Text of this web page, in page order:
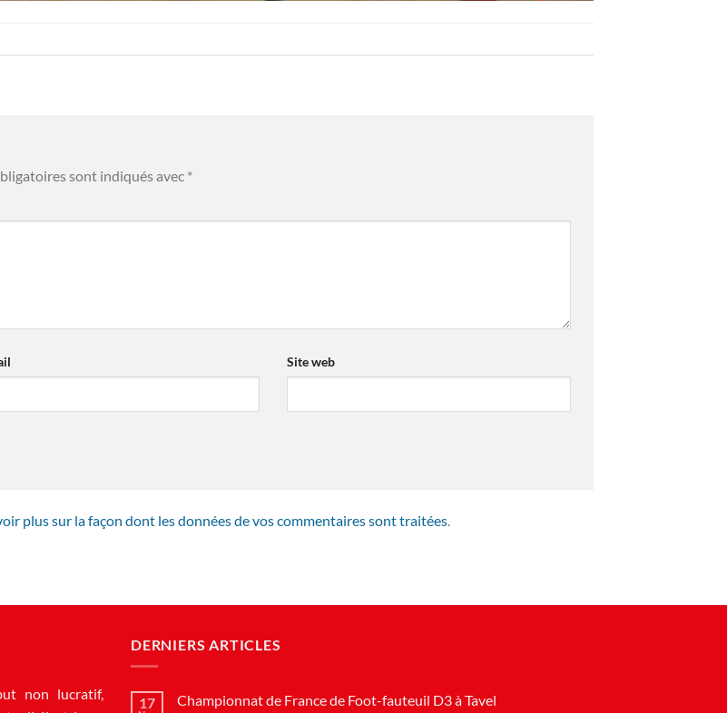
sont indiqués avec *
Site web
plus sur la façon dont les données de vos commentaires sont traitées.
non lucratif,
DERNIERS ARTICLES
17 Championnat de France de Foot-fauteuil D3 à Tavel